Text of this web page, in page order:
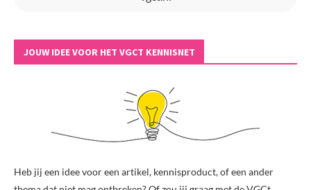
JOUW IDEE VOOR HET VGCT KENNISNET
Heb jij een idee voor een artikel, kennisproduct, of een ander